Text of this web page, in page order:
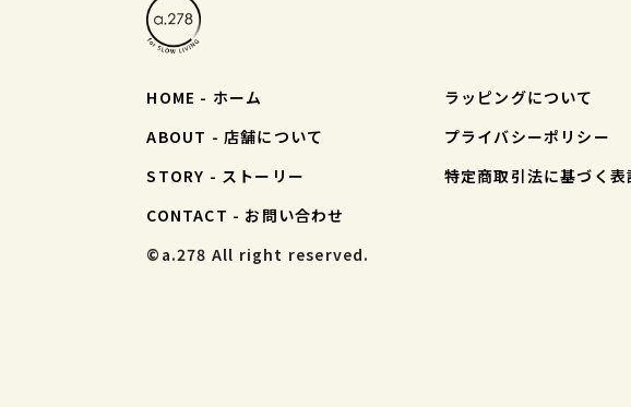
HOME - ホーム
ABOUT - 店舗について
STORY - ストーリー
CONTACT - お問い合わせ
©︎a.278 All right reserved.
ラッピングについて
プライバシーポリシー
特定商取引法に基づく表